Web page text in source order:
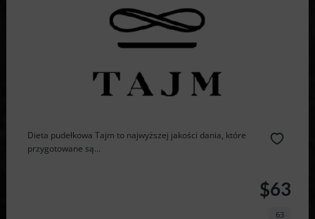
Dieta pudełkowa Tajm to najwyższej jakości dania, które
przygotowane są...
$63
63